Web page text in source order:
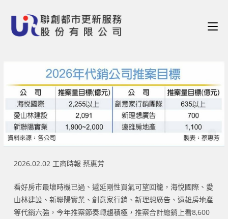
2026.02.02 工商時報 蔡惠芳
看好房市最壞時機已過、遞延剛性買氣可望回籠，海悅國際、愛
山林建設、新聯陽實業、創意家行銷、新理想廣告、遠雄房地產
等代銷六強，今年推案節奏轉趨積極，推案合計總銷上看8,600